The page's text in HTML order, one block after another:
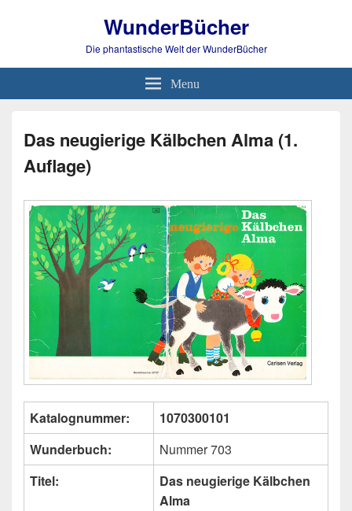
WunderBücher
Die phantastische Welt der WunderBücher
Menu
Das neugierige Kälbchen Alma (1.
Auflage)
Katalognummer:
1070300101
Wunderbuch:
Nummer 703
Titel:
Das neugierige Kälbchen
Alma